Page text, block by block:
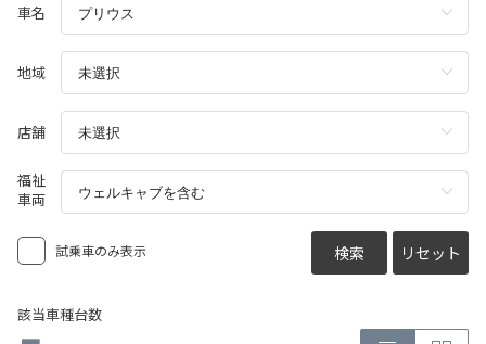
車名
地域
店舗
福祉
車両
試乗車のみ表示 検索 リセット
該当車種台数